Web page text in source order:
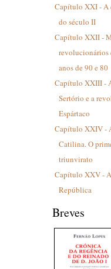
Capítulo XXI - A
do século II
Capítulo XXII -
revolucionários
anos de 90 e 80
Capítulo XXIII -
Sertório e a
Espártaco
Capítulo XXIV -
Catilina. O
triunvirato
Capítulo XXV -
República
Breves